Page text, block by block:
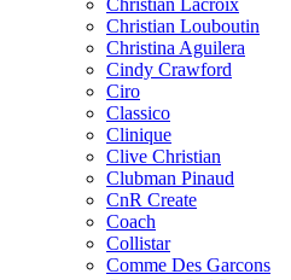
Christian Lacroix
Christian Louboutin
Christina Aguilera
Cindy Crawford
Ciro
Classico
Clinique
Clive Christian
Clubman Pinaud
CnR Create
Coach
Collistar
Comme Des Garcons